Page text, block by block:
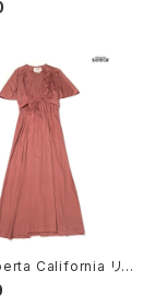
California リボ
グ丈 半袖 ワンピー
(otu2604148)